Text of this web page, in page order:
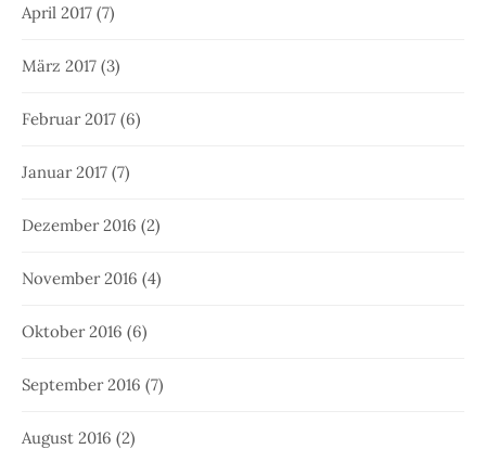
April 2017 (7)
März 2017 (3)
Februar 2017 (6)
Januar 2017 (7)
Dezember 2016 (2)
November 2016 (4)
Oktober 2016 (6)
September 2016 (7)
August 2016 (2)